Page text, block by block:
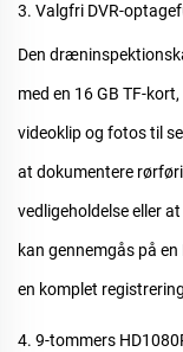
3. Valgfri DVR-
Den
med en 16 GB TF-
videoklip og fotos til
at dokumentere
vedligeholdelse eller
kan gennemgås på
en komplet
4. 9-tommers